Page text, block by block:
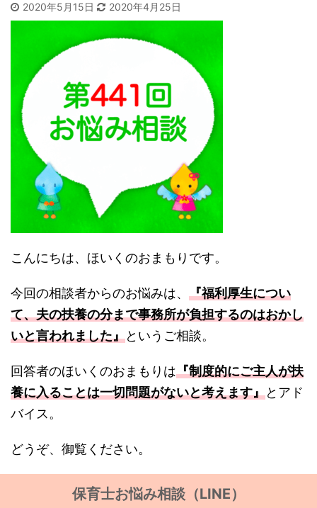
2020年5月15日 2020年4月25日
こんにちは、ほいくのおまもりです。
今回の相談者からのお悩みは、 『福利厚生につい
て、夫の扶養の分まで事務所が負担するのはおかし
いと言われました』というご相談。
回答者のほいくのおまもりは『制度的にご主人が扶
養に入ることは一切問題がないと考えます』とアド
バイス。
どうぞ、御覧ください。
保育士お悩み相談（LINE）